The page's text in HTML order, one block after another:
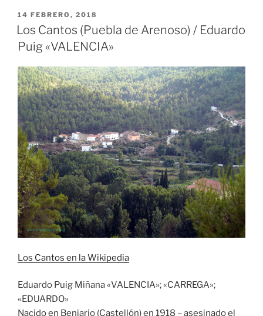
PUBLICADO
EL
14 FEBRERO, 2018
Los Cantos (Puebla de Arenoso) / Eduardo
Puig «VALENCIA»
Los Cantos en la Wikipedia
Eduardo Puig Miñana «VALENCIA»; «CARREGA»;
«EDUARDO»
Nacido en Beniarjo (Castellón) en 1918 – asesinado el